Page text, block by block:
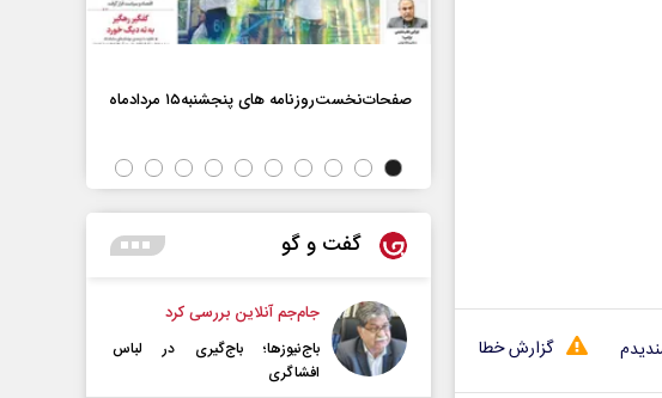
گزارش خطا
ها‌ی شنبه ۳ مردادماه
صفحات‌نخست‌روزنامه ها‌ی پنجشنبه‌۱۵ مردادماه
گفت و گو
جام‌جم آنلاین بررسی کرد
باج‌نیوزها؛ باج‌گیری در لباس
افشاگری